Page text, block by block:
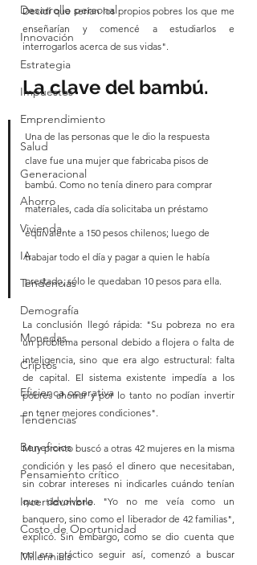
Desarrollo personal
Innovación
Estrategia
Impuestos
Emprendimiento
Salud
Generacional
Ahorro
Vivienda
IA
Tendencias
Demografía
Monedas
Criptos
Eficienca operativa
Tendencias
Beneficios
Pensamiento crítico
Incertidumbre
Costo de Oportunidad
Millennials
Decidí que serían los propios pobres los que me
enseñarían y comencé a estudiarlos e
interrogarlos acerca de sus vidas".
La clave del bambú.
Una de las personas que le dio la respuesta
clave fue una mujer que fabricaba pisos de
bambú. Como no tenía dinero para comprar
materiales, cada día solicitaba un préstamo
equivalente a 150 pesos chilenos; luego de
trabajar todo el día y pagar a quien le había
prestado, sólo le quedaban 10 pesos para ella.
La conclusión llegó rápida: "Su pobreza no era
un problema personal debido a flojera o falta de
inteligencia, sino que era algo estructural: falta
de capital. El sistema existente impedía a los
pobres ahorrar y por lo tanto no podían invertir
en tener mejores condiciones".
Muy pronto buscó a otras 42 mujeres en la misma
condición y les pasó el dinero que necesitaban,
sin cobrar intereses ni indicarles cuándo tenían
que devolverlo. "Yo no me veía como un
banquero, sino como el liberador de 42 familias",
explicó. Sin embargo, como se dio cuenta que
no era práctico seguir así, comenzó a buscar